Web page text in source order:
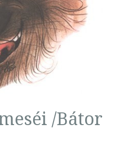
/Bátor